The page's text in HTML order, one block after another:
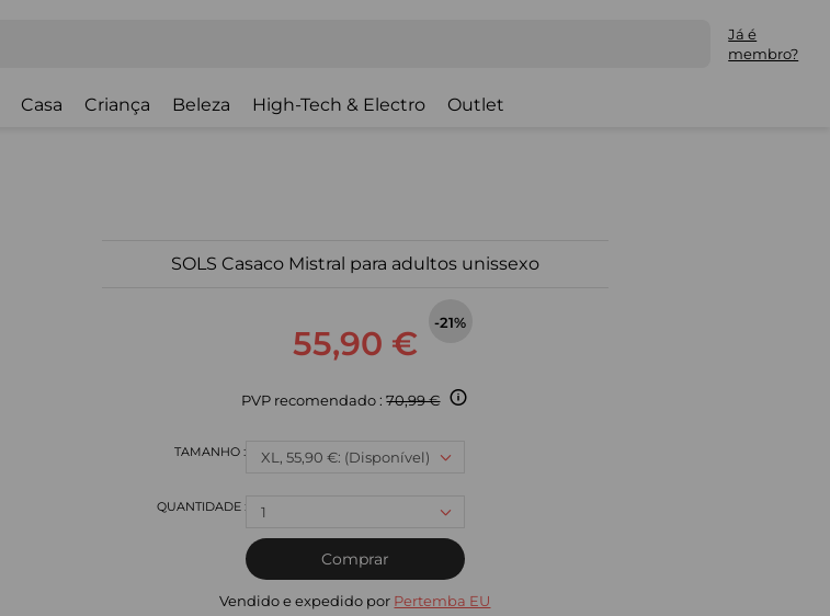
Já é
membro?
Casa Criança Beleza High-Tech & Electro Outlet
SOLS Casaco Mistral para adultos unissexo
55,90 €
-21%
PVP recomendado :70,99 €
XL, 55,90 €: (Disponível)
1
Comprar
Vendido e expedido por Pertemba EU